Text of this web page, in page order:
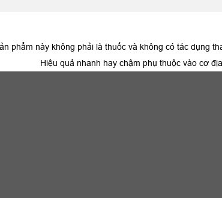
phẩm này không phải là thuốc và không có tác dụng
Hiệu quả nhanh hay chậm phụ thuộc vào cơ